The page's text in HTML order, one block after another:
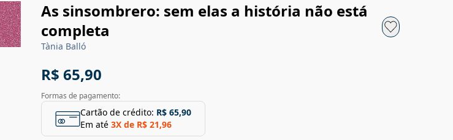
As sinsombrero: sem elas a história não está
completa
Tània Balló
R$ 65,90
Formas de pagamento:
Cartão de crédito: R$ 65,90
Em até 3X de R$ 21,96